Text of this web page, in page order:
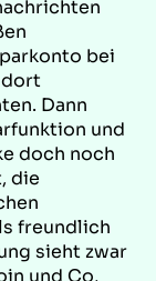
bei
dort
Dann
und
doch noch
die
freundlich
sieht zwar
und Co,